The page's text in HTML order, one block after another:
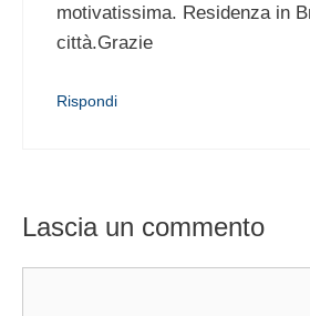
motivatissima. Residenza in
città.Grazie
Rispondi
Lascia un commento